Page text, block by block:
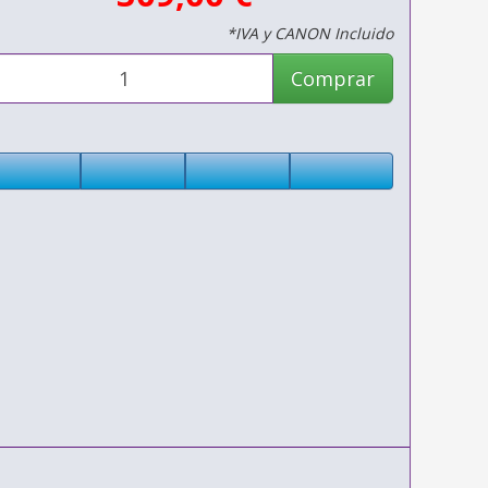
*IVA y CANON Incluido
Comprar